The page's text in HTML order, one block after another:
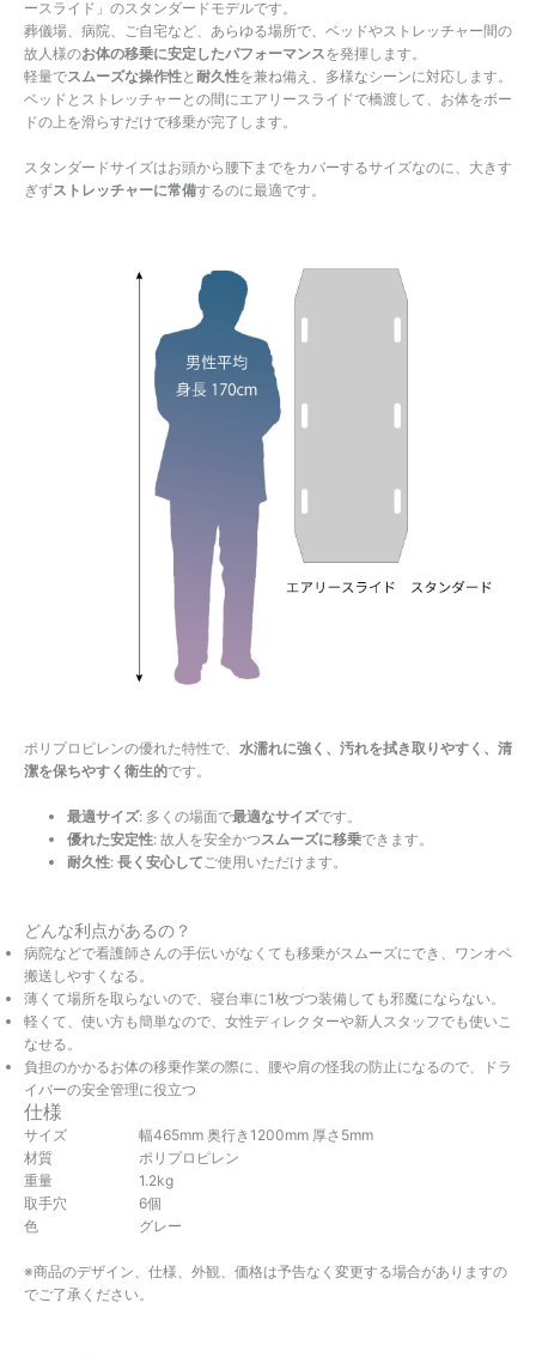
ースライド」のスタンダードモデルです。
葬儀場、病院、ご自宅など、あらゆる場所で、ベッドやストレッチャー間の
故人様のお体の移乗に安定したパフォーマンスを発揮します。
軽量でスムーズな操作性と 耐久性を兼ね備え、多様なシーンに対応します。
ベッドとストレッチャーとの間にエアリースライドで橋渡して、お体をボー
ドの上を滑らすだけで移乗が完了します。
スタンダードサイズはお頭から腰下までをカバーするサイズなのに、大きす
ぎずストレッチャーに常備するのに最適です。
ポリプロピレンの優れた特性で、 水濡れに強く、汚れを拭き取りやすく、清
潔を保ちやすく衛生的です。
最適サイズ: 多くの場面で最適なサイズです。
優れた安定性: 故人を安全かつ スムーズに移乗できます。
耐久性: 長く安心して ご使用いただけます。
どんな利点があるの？
病院などで看護師さんの手伝いがなくても移乗がスムーズにでき、ワンオペ
搬送しやすくなる。
薄くて場所を取らないので、寝台車に1枚づつ装備しても邪魔にならない。
軽くて、使い方も簡単なので、女性ディレクターや新人スタッフでも使いこ
なせる。
負担のかかるお体の移乗作業の際に、腰や肩の怪我の防止になるので、ドラ
イバーの安全管理に役立つ
仕様
サイズ 幅465mm 奥行き1200mm 厚さ5mm
材質 ポリプロピレン
重量 1.2kg
取手穴 6個
色 グレー
※商品のデザイン、仕様、外観、価格は予告なく変更する場合がありますの
でご了承ください。